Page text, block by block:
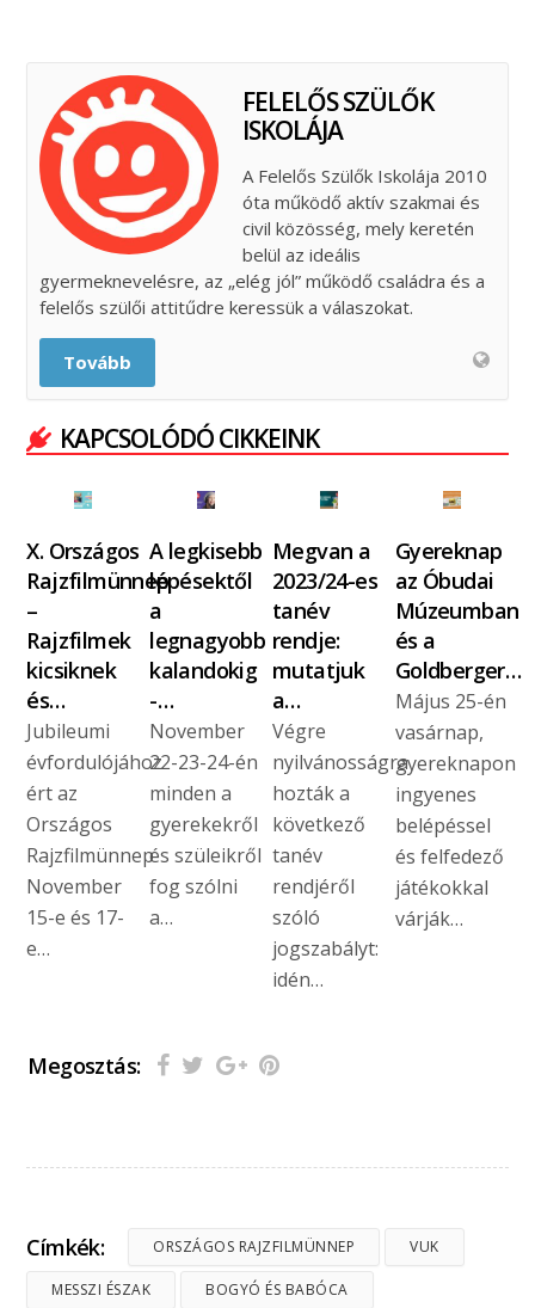
FELELŐS SZÜLŐK
ISKOLÁJA
A Felelős Szülők Iskolája 2010
óta működő aktív szakmai és
civil közösség, mely keretén
belül az ideális
gyermeknevelésre, az „elég jól” működő családra és a
felelős szülői attitűdre keressük a válaszokat.
Tovább
KAPCSOLÓDÓ CIKKEINK
X. Országos
Rajzfilmünnep
–
Rajzfilmek
kicsiknek
és…
Jubileumi
évfordulójához
ért az
Országos
Rajzfilmünnep
November
15-e és 17-
e…
A legkisebb
lépésektől
a
legnagyobb
kalandokig
-…
November
22-23-24-én
minden a
gyerekekről
és szüleikről
fog szólni
a…
Megvan a
2023/24-es
tanév
rendje:
mutatjuk
a…
Végre
nyilvánosságra
hozták a
következő
tanév
rendjéről
szóló
jogszabályt:
idén…
Gyereknap
az Óbudai
Múzeumban
és a
Goldberger…
Május 25-én
vasárnap,
gyereknapon
ingyenes
belépéssel
és felfedező
játékokkal
várják…
Megosztás:
Címkék: ORSZÁGOS RAJZFILMÜNNEP VUK
MESSZI ÉSZAK BOGYÓ ÉS BABÓCA